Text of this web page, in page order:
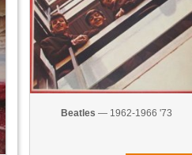
Beatles — 1962-1966 '73